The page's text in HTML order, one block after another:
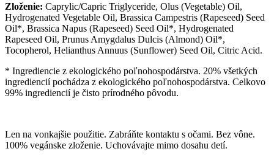
Zloženie: Caprylic/Capric Triglyceride, Olus (Vegetable) Oil,
Hydrogenated Vegetable Oil, Brassica Campestris (Rapeseed) Seed
Oil*, Brassica Napus (Rapeseed) Seed Oil*, Hydrogenated
Rapeseed Oil, Prunus Amygdalus Dulcis (Almond) Oil*,
Tocopherol, Helianthus Annuus (Sunflower) Seed Oil, Citric Acid.
* Ingrediencie z ekologického poľnohospodárstva. 20% všetkých
ingrediencií pochádza z ekologického poľnohospodárstva. Celkovo
99% ingrediencií je čisto prírodného pôvodu.
Len na vonkajšie použitie. Zabráňte kontaktu s očami. Bez vône.
100% vegánske zloženie. Uchovávajte mimo dosahu detí.